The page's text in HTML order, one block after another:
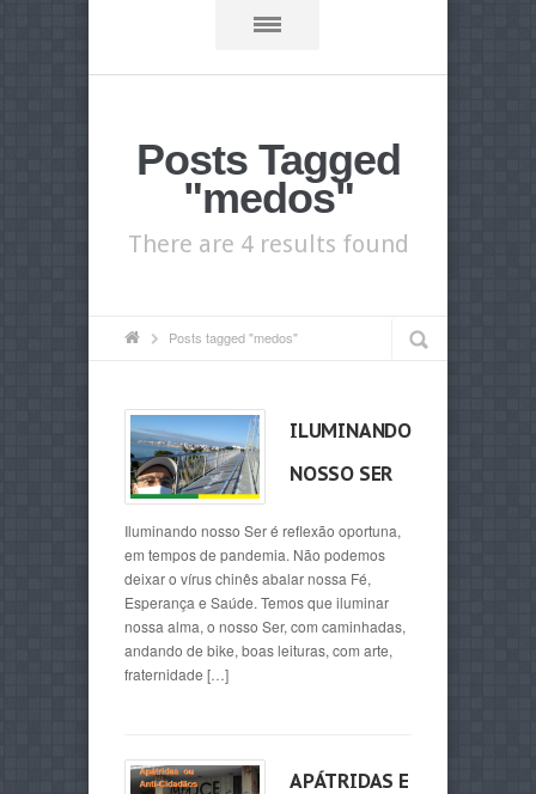
Posts Tagged
"medos"
There are 4 results found
Posts tagged "medos"
ILUMINANDO
NOSSO SER
Iluminando nosso Ser é reflexão oportuna,
em tempos de pandemia. Não podemos
deixar o vírus chinês abalar nossa Fé,
Esperança e Saúde. Temos que iluminar
nossa alma, o nosso Ser, com caminhadas,
andando de bike, boas leituras, com arte,
fraternidade […]
APÁTRIDAS E